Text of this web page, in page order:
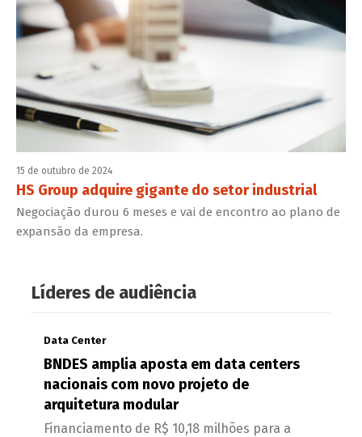
15 de outubro de 2024
HS Group adquire gigante do setor industrial
Negociação durou 6 meses e vai de encontro ao plano de
expansão da empresa.
Líderes de audiência
Data Center
BNDES amplia aposta em data centers
nacionais com novo projeto de
arquitetura modular
Financiamento de R$ 10,18 milhões para a